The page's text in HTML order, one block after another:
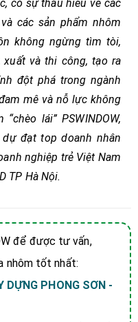
có sự thấu hiểu về các
các sản phẩm nhôm
không ngừng tìm tòi,
và thi công, tạo ra
đột phá trong ngành
mê và nỗ lực không
lái” PSWINDOW,
dự đạt top doanh nhân
nghiệp trẻ Việt Nam
TP Hà Nội.
để được tư vấn,
nhôm tốt nhất:
DỰNG PHONG SƠN -